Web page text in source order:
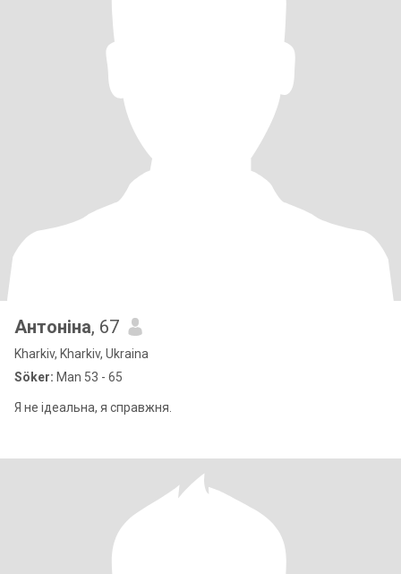
Антоніна, 67
Kharkiv, Kharkiv, Ukraina
Söker: Man 53 - 65
Я не ідеальна, я справжня.